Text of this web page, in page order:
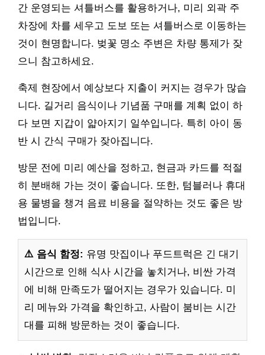
간 운영되는 셔틀버스를 활용하거나, 미리 외곽 주
차장에 차를 세우고 도보 또는 셔틀버스로 이동하는
것이 현명합니다. 벚꽃 명소 주변은 차량 통제가 잦
으니 참고하세요.
축제 현장에서 예상보다 지출이 커지는 경우가 많습
니다. 길거리 음식이나 기념품 구매를 계획 없이 하
다 보면 지갑이 얇아지기 일쑤입니다. 특히 아이 동
반 시 간식 구매가 잦아집니다.
방문 전에 미리 예산을 정하고, 현금과 카드를 적절
히 분배해 가는 것이 좋습니다. 또한, 텀블러나 휴대
용 물병을 챙겨 음료 비용을 절약하는 것도 좋은 방
법입니다.
⚠️ 음식 함정: 유명 맛집이나 푸드트럭은 긴 대기
시간으로 인해 식사 시간을 놓치거나, 비싼 가격
에 비해 만족도가 떨어지는 경우가 있습니다. 미
리 메뉴와 가격을 확인하고, 사람이 붐비는 시간
대를 피해 방문하는 것이 좋습니다.